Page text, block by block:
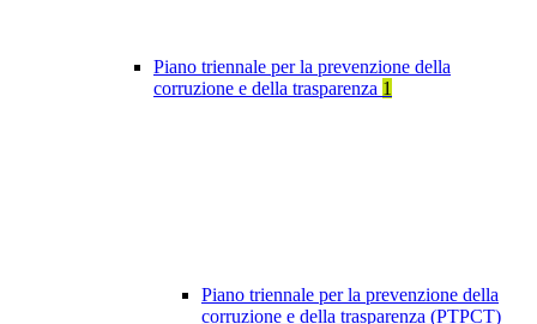
Piano triennale per la prevenzione della
corruzione e della trasparenza 1
Piano triennale per la prevenzione della
corruzione e della trasparenza (PTPCT)